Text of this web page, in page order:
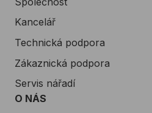
Kancelář
Technická podpora
Zákaznická podpora
Servis nářadí
O NÁS